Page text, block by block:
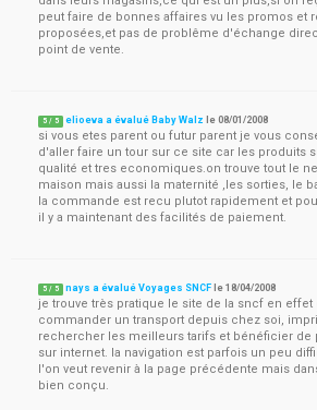
peut faire de bonnes affaires vu les promos et
proposées,et pas de problême d'échange
point de vente.
5 / 5 elioeva a évalué Baby Walz le08/01/2008
si vous etes parent ou futur parent je vous
d'aller faire un tour sur ce site car les produits
qualité et tres economiques.on trouve tout le
maison mais aussi la maternité ,les sorties, le
la commande est recu plutot rapidement et
il y a maintenant des facilités de paiement.
5 / 5 nays a évalué Voyages SNCF le18/04/2008
je trouve très pratique le site de la sncf en effet
commander un transport depuis chez soi,
rechercher les meilleurs tarifs et bénéficier de
sur internet. la navigation est parfois un peu
l'on veut revenir à la page précédente mais
bien conçu.